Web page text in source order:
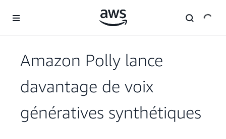
Amazon Polly lance
davantage de voix
génératives synthétiques